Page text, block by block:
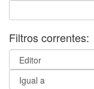
Filtros correntes: